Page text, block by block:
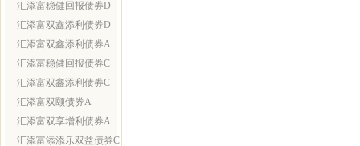
汇添富稳健回报债券D
汇添富双鑫添利债券D
汇添富双鑫添利债券A
汇添富稳健回报债券C
汇添富双鑫添利债券C
汇添富双颐债券A
汇添富双享增利债券A
汇添富添添乐双益债券C